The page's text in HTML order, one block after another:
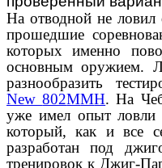
На отводной не ловил
прошедшие
которых именно
основным оружием.
разнообразить
New 802MMH. На
уже имел опыт
который, как и все
разработан под
тренировок к Джиг-